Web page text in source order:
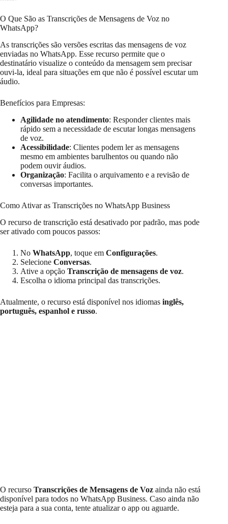
O Que São as Transcrições de Mensagens de Voz no
WhatsApp?
As transcrições são versões escritas das mensagens de voz
enviadas no WhatsApp. Esse recurso permite que o
destinatário visualize o conteúdo da mensagem sem precisar
ouvi-la, ideal para situações em que não é possível escutar um
áudio.
Benefícios para Empresas:
Agilidade no atendimento: Responder clientes mais
rápido sem a necessidade de escutar longas mensagens
de voz.
Acessibilidade: Clientes podem ler as mensagens
mesmo em ambientes barulhentos ou quando não
podem ouvir áudios.
Organização: Facilita o arquivamento e a revisão de
conversas importantes.
Como Ativar as Transcrições no WhatsApp Business
O recurso de transcrição está desativado por padrão, mas pode
ser ativado com poucos passos:
No WhatsApp, toque em Configurações.
Selecione Conversas.
Ative a opção Transcrição de mensagens de voz.
Escolha o idioma principal das transcrições.
Atualmente, o recurso está disponível nos idiomas inglês,
português, espanhol e russo.
O recurso Transcrições de Mensagens de Voz ainda não está
disponível para todos no WhatsApp Business. Caso ainda não
esteja para a sua conta, tente atualizar o app ou aguarde.